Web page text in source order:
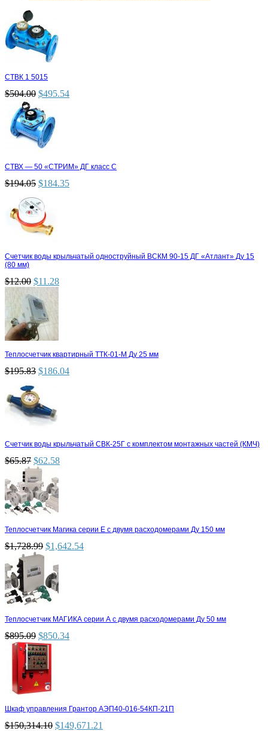
СТВК 1 5015
$504.00 $495.54
СТВХ — 50 «СТРИМ» ДГ класс С
$194.05 $184.35
Счетчик воды крыльчатый одноструйный ВСКМ 90-15 ДГ «Атлант» Ду 15
(80 мм)
$12.00 $11.28
Теплосчетчик квартирный ТТК-01-М Ду 25 мм
$195.83 $186.04
Счетчик воды крыльчатый СВК-25Г с комплектом монтажных частей (КМЧ)
$65.87 $62.58
Теплосчетчик Магика серии Е с двумя расходомерами Ду 150 мм
$1,728.99 $1,642.54
Теплосчетчик МАГИКА серии А с двумя расходомерами Ду 50 мм
$895.09 $850.34
Шкаф управления Грантор АЭП40-016-54КП-21П
$150,314.10 $149,671.21